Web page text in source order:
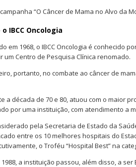
“O Câncer de Mama no Alvo da
o IBCC Oncologia
em 1968, o IBCC Oncologia é conhecido
um Centro de Pesquisa Clínica renomado.
portanto, no combate ao câncer de
a década de 70 e 80, atuou com o maior
por uma instituição, com atendimento a
pela Secretaria de Estado da
entre os 10 melhores hospitais do
o Troféu “Hospital Best” na
a instituição passou, além disso, a